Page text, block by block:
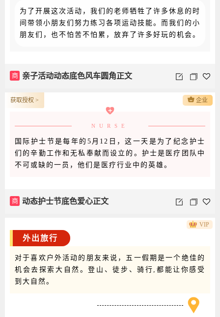
为了开展这次活动，我们的老师牺牲了许多休息的时
间带领小朋友们努力练习各项运动技能。而我们的小
朋友们，也不怕苦不怕累，放弃了许多好玩的机会。
商 亲子活动动态底色风车圆角正文
NURSE
国际护士节是每年的5月12日，这一天是为了纪念护士
们的辛勤工作和无私奉献而设立的。护士是医疗团队中
不可或缺的一员，他们是医疗行业中的英雄。
商 动态护士节底色爱心正文
获取授权 > 企业
外出旅行
对于喜欢户外活动的朋友来说，五一假期是一个绝佳的
机会去探索大自然。登山、徒步、骑行,都能让你感受
到大自然。
VIP